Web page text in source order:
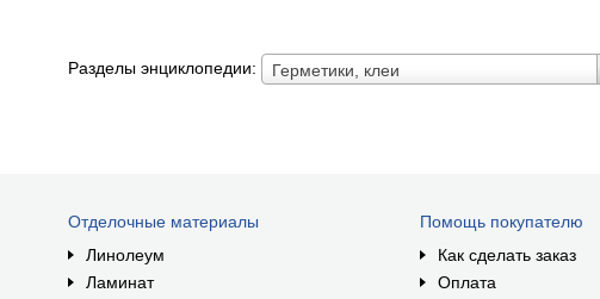
Разделы энциклопедии: Герметики, клеи
Отделочные материалы
Линолеум
Ламинат
Помощь покупателю
Как сделать заказ
Оплата